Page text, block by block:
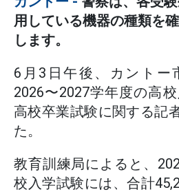
用している機器の種類を
します。
6月3日午後、カントー
2026〜2027学年度の高
高校卒業試験に関する記
た。
教育訓練局によると、
校入学試験には、合計